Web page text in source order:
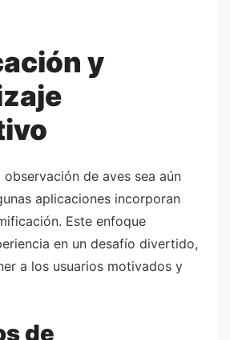
y
observación de aves sea aún
aplicaciones incorporan
Este enfoque
en un desafío divertido,
a los usuarios motivados y
de